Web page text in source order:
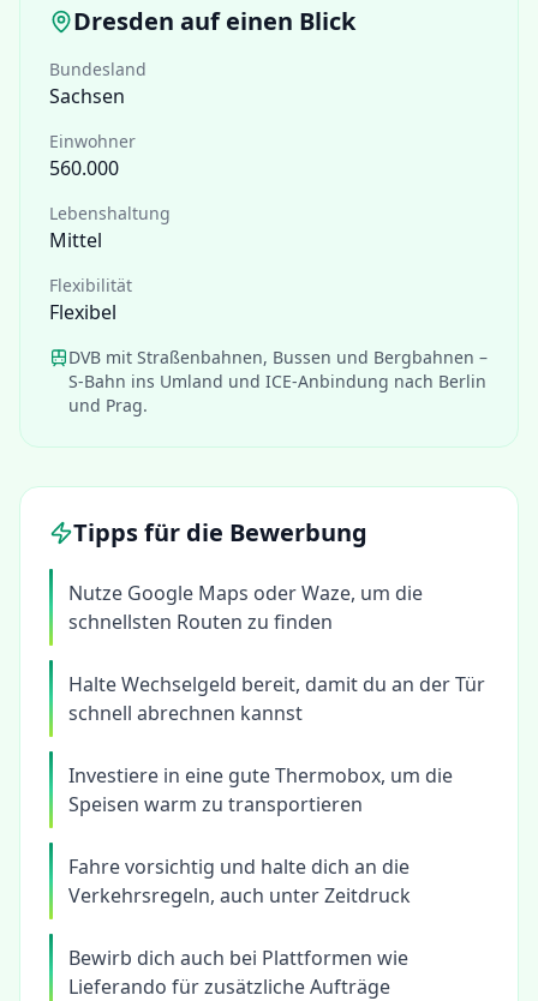
Dresden auf einen Blick
Bundesland
Sachsen
Einwohner
560.000
Lebenshaltung
Mittel
Flexibilität
Flexibel
DVB mit Straßenbahnen, Bussen und Bergbahnen –
S-Bahn ins Umland und ICE-Anbindung nach Berlin
und Prag.
Tipps für die Bewerbung
Nutze Google Maps oder Waze, um die
schnellsten Routen zu finden
Halte Wechselgeld bereit, damit du an der Tür
schnell abrechnen kannst
Investiere in eine gute Thermobox, um die
Speisen warm zu transportieren
Fahre vorsichtig und halte dich an die
Verkehrsregeln, auch unter Zeitdruck
Bewirb dich auch bei Plattformen wie
Lieferando für zusätzliche Aufträge